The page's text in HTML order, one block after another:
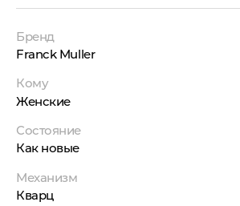
Бренд
Franck Muller
Кому
Женские
Состояние
Как новые
Механизм
Кварц